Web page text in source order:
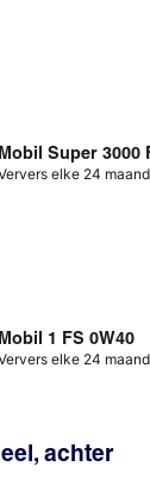
Mobil Super 3000
elke 24
Mobil 1 FS 0W40
elke 24
achter